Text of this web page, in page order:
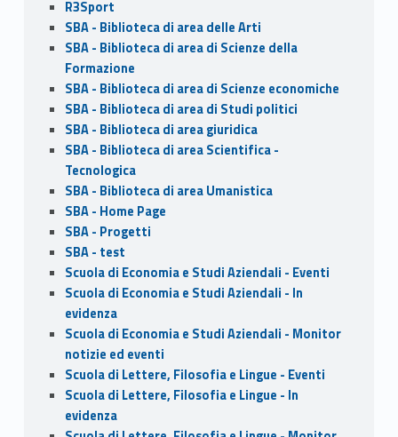
R3Sport
SBA - Biblioteca di area delle Arti
SBA - Biblioteca di area di Scienze della
Formazione
SBA - Biblioteca di area di Scienze economiche
SBA - Biblioteca di area di Studi politici
SBA - Biblioteca di area giuridica
SBA - Biblioteca di area Scientifica -
Tecnologica
SBA - Biblioteca di area Umanistica
SBA - Home Page
SBA - Progetti
SBA - test
Scuola di Economia e Studi Aziendali - Eventi
Scuola di Economia e Studi Aziendali - In
evidenza
Scuola di Economia e Studi Aziendali - Monitor
notizie ed eventi
Scuola di Lettere, Filosofia e Lingue - Eventi
Scuola di Lettere, Filosofia e Lingue - In
evidenza